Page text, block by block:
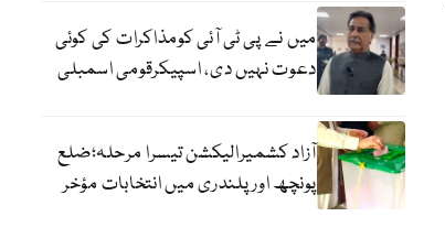
میں نے پی ٹی آئی کومذاکرات کی کوئی
دعوت نہیں دی، اسپیکرقومی اسمبلی
آزاد کشمیرالیکشن تیسرا مرحلہ؛ضلع
پونچھ اور پلندری میں انتخابات مؤخر